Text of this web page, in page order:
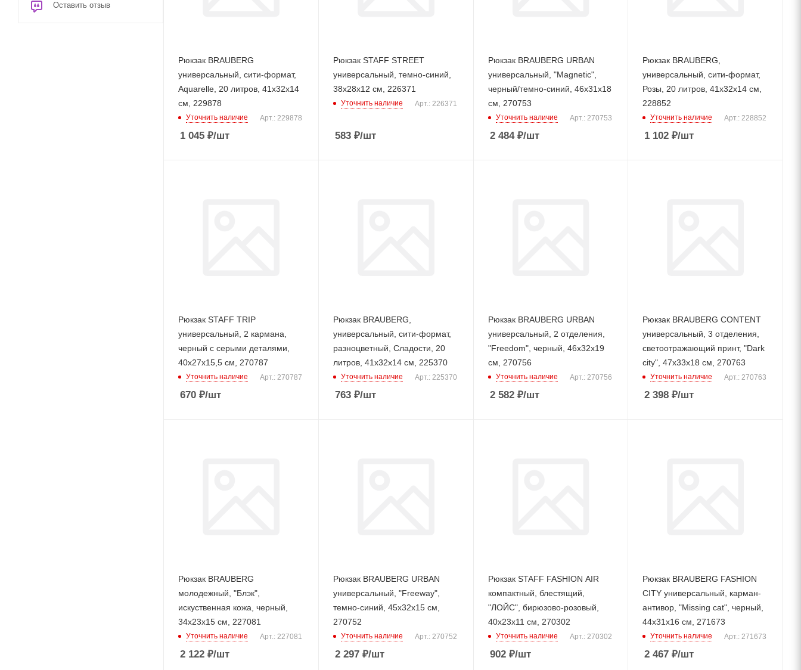
Рюкзак BRAUBERG
универсальный, сити-формат,
Aquarelle, 20 литров, 41х32х14
см, 229878
Уточнить наличие Арт.: 229878
1 045 ₽/шт
Рюкзак STAFF STREET
универсальный, темно-синий,
38х28х12 см, 226371
Уточнить наличие Арт.: 226371
583₽/шт
Рюкзак BRAUBERG URBAN
универсальный, "Magnetic",
черный/темно-синий, 46х31х18
см, 270753
Уточнить наличие Арт.: 270753
2 484₽/шт
Рюкзак BRAUBERG,
универсальный, сити-формат,
Розы, 20 литров, 41х32х14 см,
228852
Уточнить наличие Арт.: 228852
1 102 ₽/шт
Рюкзак STAFF TRIP
универсальный, 2 кармана,
черный с серыми деталями,
40x27x15,5 см, 270787
Уточнить наличие Арт.: 270787
670 ₽/шт
Рюкзак BRAUBERG,
универсальный, сити-формат,
разноцветный, Сладости, 20
литров, 41х32х14 см, 225370
Уточнить наличие Арт.: 225370
763₽/шт
Рюкзак BRAUBERG URBAN
универсальный, 2 отделения,
"Freedom", черный, 46х32х19
см, 270756
Уточнить наличие Арт.: 270756
2 582₽/шт
Рюкзак BRAUBERG CONTENT
универсальный, 3 отделения,
светоотражающий принт, "Dark
city", 47х33х18 см, 270763
Уточнить наличие Арт.: 270763
2 398 ₽/шт
Рюкзак BRAUBERG
молодежный, "Блэк",
искуственная кожа, черный,
34х23х15 см, 227081
Уточнить наличие Арт.: 227081
2 122 ₽/шт
Рюкзак BRAUBERG URBAN
универсальный, "Freeway",
темно-синий, 45х32х15 см,
270752
Уточнить наличие Арт.: 270752
2 297₽/шт
Рюкзак STAFF FASHION AIR
компактный, блестящий,
"ЛОЙС", бирюзово-розовый,
40х23х11 см, 270302
Уточнить наличие Арт.: 270302
902₽/шт
Рюкзак BRAUBERG FASHION
CITY универсальный, карман-
антивор, "Missing cat", черный,
44х31х16 см, 271673
Уточнить наличие Арт.: 271673
2 467 ₽/шт
Оставить отзыв